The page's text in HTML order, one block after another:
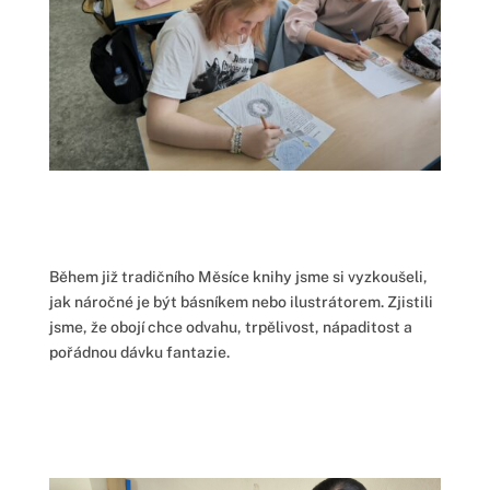
Během již tradičního Měsíce knihy jsme si vyzkoušeli,
jak náročné je být básníkem nebo ilustrátorem. Zjistili
jsme, že obojí chce odvahu, trpělivost, nápaditost a
pořádnou dávku fantazie.